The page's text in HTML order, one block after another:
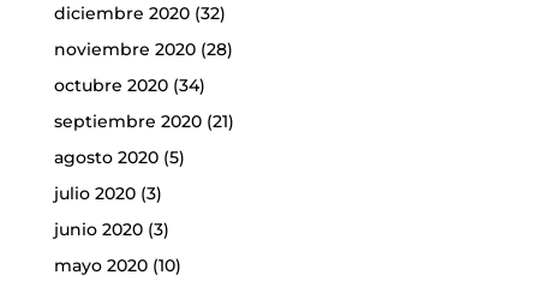
diciembre 2020(32)
noviembre 2020(28)
octubre 2020(34)
septiembre 2020(21)
agosto 2020(5)
julio 2020(3)
junio 2020(3)
mayo 2020(10)